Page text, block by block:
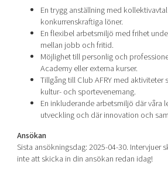
En trygg anställning med
konkurrenskraftiga löner.
En flexibel arbetsmiljö med frihet
mellan jobb och fritid.
Möjlighet till personlig och
Academy eller externa kurser.
Tillgång till Club AFRY med aktiviteter
kultur- och sportevenemang.
En inkluderande arbetsmiljö där våra
utveckling och där innovation och
Ansökan
Sista ansökningsdag: 2025-04-30. Intervjuer
inte att skicka in din ansökan redan idag!